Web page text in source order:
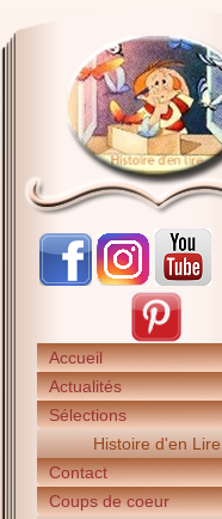
Accueil
Actualités
Sélections
Histoire d'en Lire
Contact
Coups de coeur